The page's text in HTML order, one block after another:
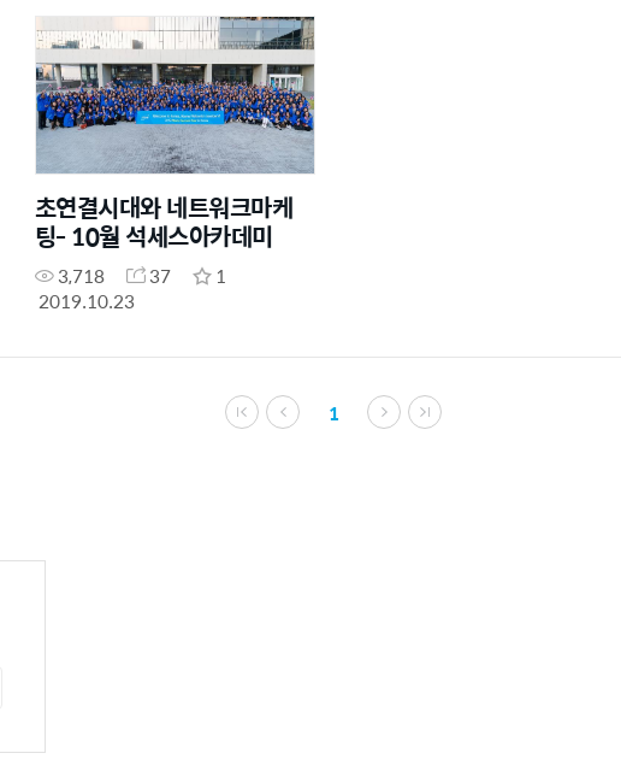
초연결시대와 네트워크마케
팅- 10월 석세스아카데미
3,718 37
1
2019.10.23
1